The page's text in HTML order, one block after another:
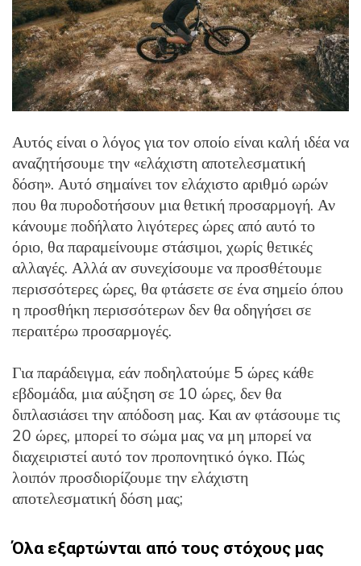
Αυτός είναι ο λόγος για τον οποίο είναι καλή ιδέα να
αναζητήσουμε την «ελάχιστη αποτελεσματική
δόση». Αυτό σημαίνει τον ελάχιστο αριθμό ωρών
που θα πυροδοτήσουν μια θετική προσαρμογή. Αν
κάνουμε ποδήλατο λιγότερες ώρες από αυτό το
όριο, θα παραμείνουμε στάσιμοι, χωρίς θετικές
αλλαγές. Αλλά αν συνεχίσουμε να προσθέτουμε
περισσότερες ώρες, θα φτάσετε σε ένα σημείο όπου
η προσθήκη περισσότερων δεν θα οδηγήσει σε
περαιτέρω προσαρμογές.
Για παράδειγμα, εάν ποδηλατούμε 5 ώρες κάθε
εβδομάδα, μια αύξηση σε 10 ώρες, δεν θα
διπλασιάσει την απόδοση μας. Και αν φτάσουμε τις
20 ώρες, μπορεί το σώμα μας να μη μπορεί να
διαχειριστεί αυτό τον προπονητικό όγκο. Πώς
λοιπόν προσδιορίζουμε την ελάχιστη
αποτελεσματική δόση μας;
Όλα εξαρτώνται από τους στόχους μας